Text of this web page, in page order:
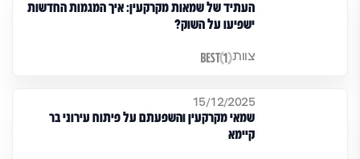
העתיד של שמאות מקרקעין: איך המגמות החדשות
ישפיעו על השוק?
צוות
15/12/2025
שמאי מקרקעין והשפעתם על פיתוח עירוני בר
קיימא